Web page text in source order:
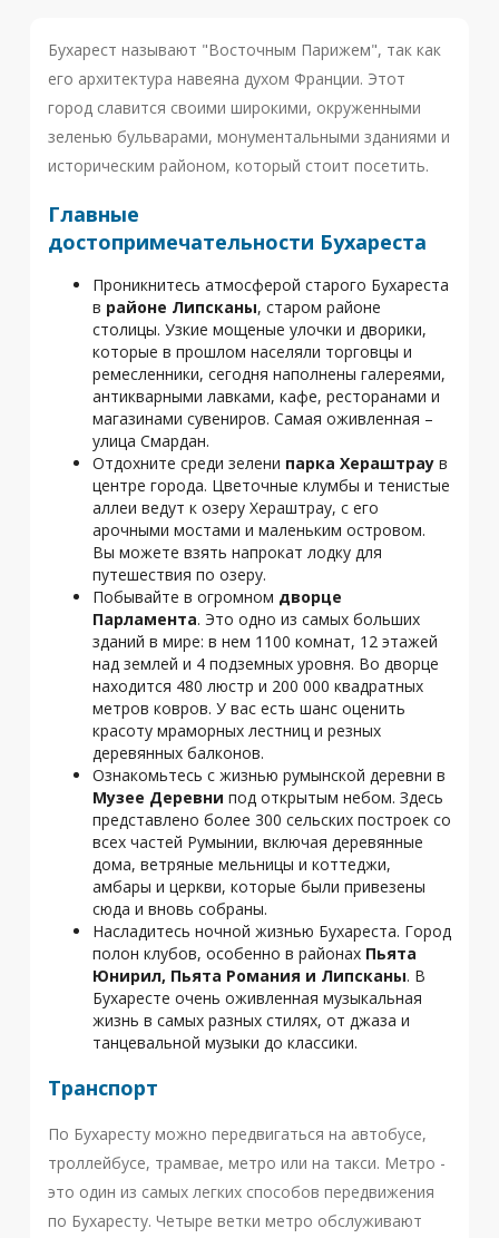
Бухарест называют "Восточным Парижем", так как
его архитектура навеяна духом Франции. Этот
город славится своими широкими, окруженными
зеленью бульварами, монументальными зданиями и
историческим районом, который стоит посетить.
Главные
достопримечательности Бухареста
Проникнитесь атмосферой старого Бухареста
в районе Липсканы, старом районе
столицы. Узкие мощеные улочки и дворики,
которые в прошлом населяли торговцы и
ремесленники, сегодня наполнены галереями,
антикварными лавками, кафе, ресторанами и
магазинами сувениров. Самая оживленная –
улица Смардан.
Отдохните среди зелени парка Хераштраув
центре города. Цветочные клумбы и тенистые
аллеи ведут к озеру Хераштрау, с его
арочными мостами и маленьким островом.
Вы можете взять напрокат лодку для
путешествия по озеру.
Побывайте в огромном дворце
Парламента. Это одно из самых больших
зданий в мире: в нем 1100 комнат, 12 этажей
над землей и 4 подземных уровня. Во дворце
находится 480 люстр и 200 000 квадратных
метров ковров. У вас есть шанс оценить
красоту мраморных лестниц и резных
деревянных балконов.
Ознакомьтесь с жизнью румынской деревни в
Музее Деревни под открытым небом. Здесь
представлено более 300 сельских построек со
всех частей Румынии, включая деревянные
дома, ветряные мельницы и коттеджи,
амбары и церкви, которые были привезены
сюда и вновь собраны.
Насладитесь ночной жизнью Бухареста. Город
полон клубов, особенно в районах Пьята
Юнирил, Пьята Романия и Липсканы. В
Бухаресте очень оживленная музыкальная
жизнь в самых разных стилях, от джаза и
танцевальной музыки до классики.
Транспорт
По Бухаресту можно передвигаться на автобусе,
троллейбусе, трамвае, метро или на такси. Метро -
это один из самых легких способов передвижения
по Бухаресту. Четыре ветки метро обслуживают